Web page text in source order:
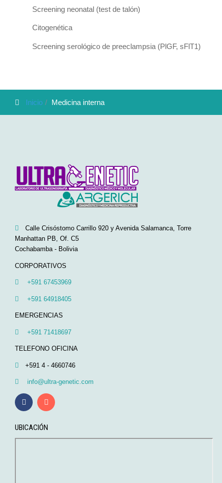
Screening neonatal (test de talón)
Citogenética
Screening serológico de preeclampsia (PlGF, sFlT1)
Inicio Medicina interna
Calle Crisóstomo Carrillo 920 y Avenida Salamanca, Torre
Manhattan PB, Of. C5
Cochabamba - Bolivia
CORPORATIVOS
+591 67453969
+591 64918405
EMERGENCIAS
+591 71418697
TELEFONO OFICINA
+591 4 - 4660746
info@ultra-genetic.com
UBICACIÓN